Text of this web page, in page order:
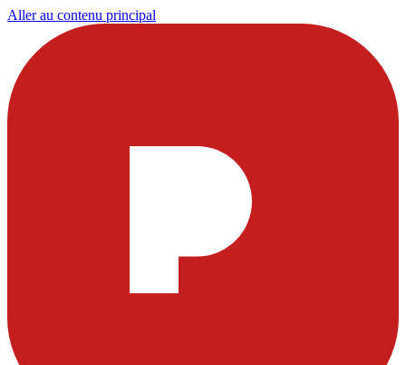
Aller au contenu principal